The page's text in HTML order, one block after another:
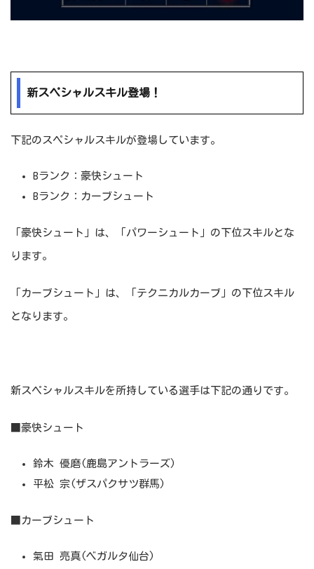
新スペシャルスキル登場！
下記のスペシャルスキルが登場しています。
Bランク：豪快シュート
Bランク：カーブシュート
「豪快シュート」は、「パワーシュート」の下位スキルとな
ります。
「カーブシュート」は、「テクニカルカーブ」の下位スキル
となります。
新スペシャルスキルを所持している選手は下記の通りです。
■豪快シュート
鈴木 優磨(鹿島アントラーズ)
平松 宗(ザスパクサツ群馬)
■カーブシュート
氣田 亮真(ベガルタ仙台)